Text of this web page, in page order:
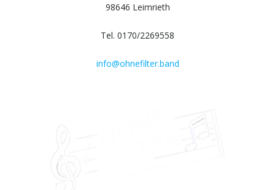
98646 Leimrieth
Tel. 0170/2269558
info@ohnefilter.band